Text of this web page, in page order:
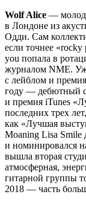
Wolf Alice —
в Лондоне из
Одди. Сам
если точнее
you попала в
журналом NME.
с лейблом и
году — дебютный
и премия iTunes
последних трех
как «Лучшая
Moaning Lisa Smile
и номинировался
вышла вторая
атмосферная,
гитарной группы
2018 — часть